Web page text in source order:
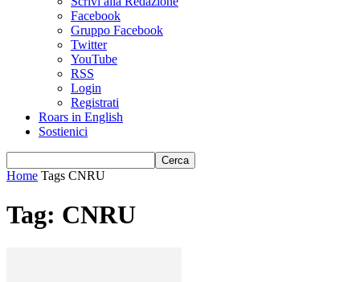
Facebook
Gruppo Facebook
Twitter
YouTube
RSS
Login
Registrati
Roars in English
Sostienici
Home Tags CNRU
Tag: CNRU